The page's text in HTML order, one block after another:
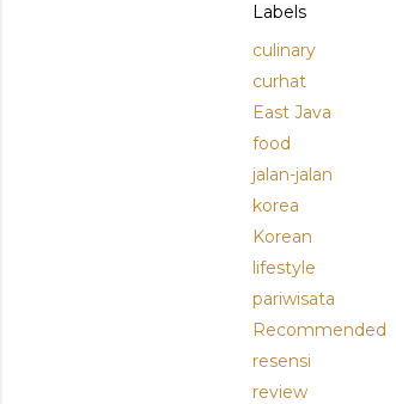
Labels
culinary
curhat
East Java
food
jalan-jalan
korea
Korean
lifestyle
pariwisata
Recommended
resensi
review